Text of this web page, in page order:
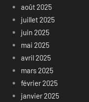
août 2025
juillet 2025
juin 2025
mai 2025
avril 2025
mars 2025
février 2025
janvier 2025